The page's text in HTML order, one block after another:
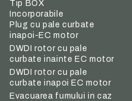
Tip BOX
Incorporabile
Plug cu pale curbate
inapoi-EC motor
DWDI rotor cu pale
curbate inainte EC motor
DWDI rotor cu pale
curbate inapoi EC motor
Evacuarea fumului in caz